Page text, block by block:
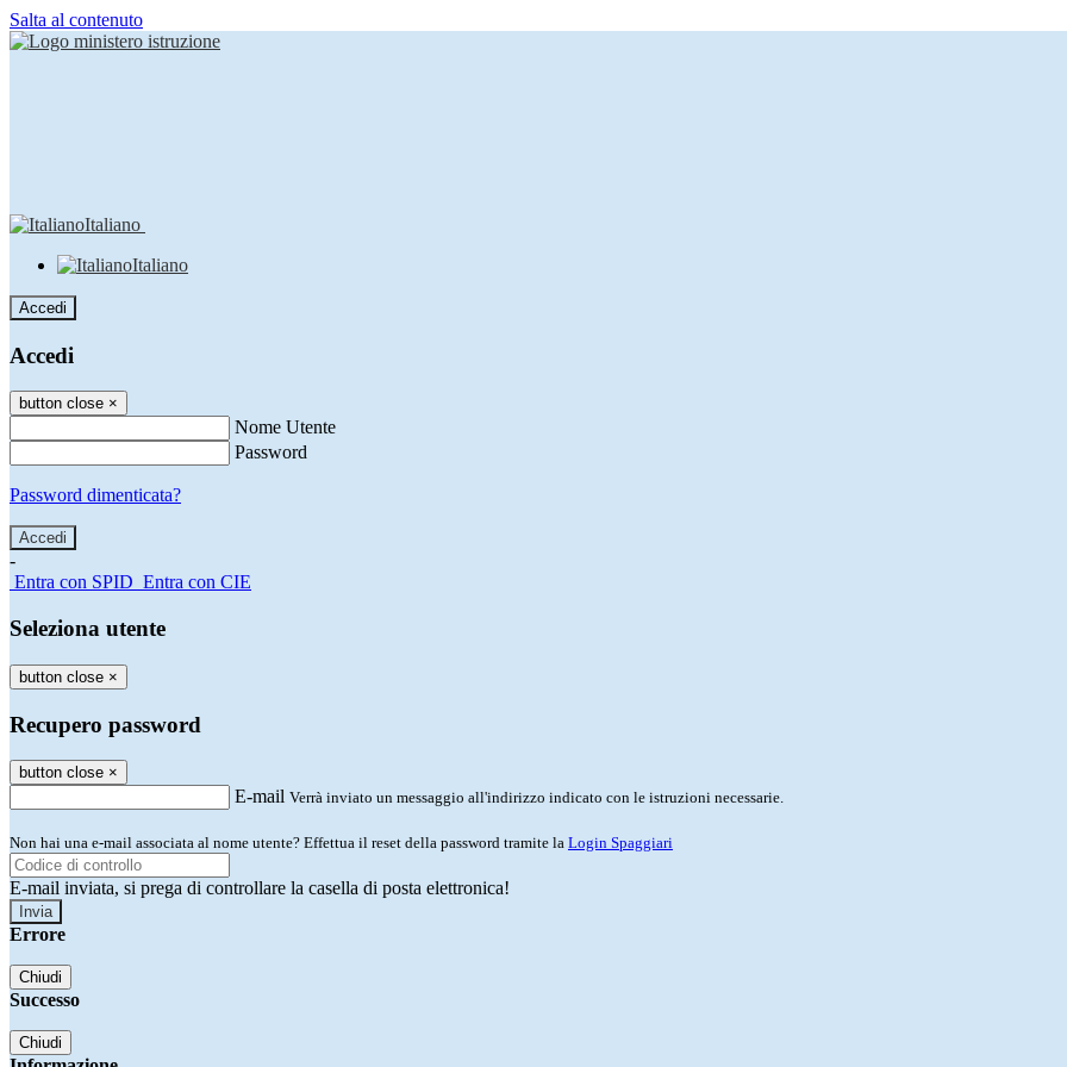
Salta al contenuto
Italiano
Italiano
Accedi
Accedi
button close ×
Nome Utente
Password
Password dimenticata?
-
Entra con SPID Entra con CIE
Seleziona utente
button close ×
Recupero password
button close ×
E-mail Verrà inviato un messaggio all'indirizzo indicato con le istruzioni necessarie.
Non hai una e-mail associata al nome utente? Effettua il reset della password tramite la Login Spaggiari
E-mail inviata, si prega di controllare la casella di posta elettronica!
Errore
Chiudi
Successo
Chiudi